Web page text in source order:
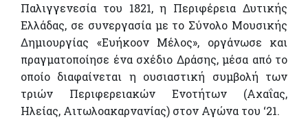
Παλιγγενεσία του 1821, η Περιφέρεια Δυτικής
Ελλάδας, σε συνεργασία με το Σύνολο Μουσικής
Δημιουργίας «Ευήκοον Μέλος», οργάνωσε και
πραγματοποίησε ένα σχέδιο Δράσης, μέσα από το
οποίο διαφαίνεται η ουσιαστική συμβολή των
τριών Περιφερειακών Ενοτήτων (Αχαΐας,
Ηλείας, Αιτωλοακαρνανίας) στον Αγώνα του ‘21.